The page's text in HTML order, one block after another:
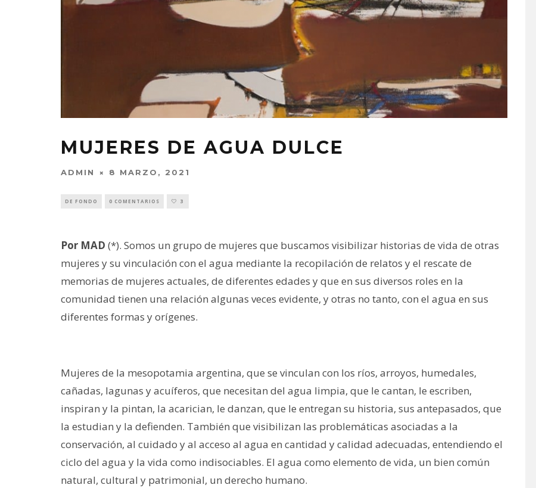
MUJERES DE AGUA DULCE
ADMIN 8 MARZO, 2021
DE FONDO 0 COMENTARIOS 3
Por MAD (*). Somos un grupo de mujeres que buscamos visibilizar historias de vida de otras
mujeres y su vinculación con el agua mediante la recopilación de relatos y el rescate de
memorias de mujeres actuales, de diferentes edades y que en sus diversos roles en la
comunidad tienen una relación algunas veces evidente, y otras no tanto, con el agua en sus
diferentes formas y orígenes.
Mujeres de la mesopotamia argentina, que se vinculan con los ríos, arroyos, humedales,
cañadas, lagunas y acuíferos, que necesitan del agua limpia, que le cantan, le escriben,
inspiran y la pintan, la acarician, le danzan, que le entregan su historia, sus antepasados, que
la estudian y la defienden. También que visibilizan las problemáticas asociadas a la
conservación, al cuidado y al acceso al agua en cantidad y calidad adecuadas, entendiendo el
ciclo del agua y la vida como indisociables. El agua como elemento de vida, un bien común
natural, cultural y patrimonial, un derecho humano.